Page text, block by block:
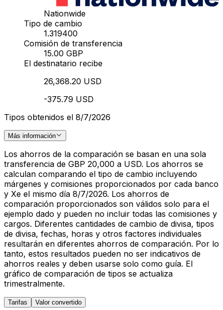
Nationwide
Tipo de cambio
1.319400
Comisión de transferencia
15.00 GBP
El destinatario recibe
26,368.20 USD
-375.79 USD
Tipos obtenidos el 8/7/2026
Más información
Los ahorros de la comparación se basan en una sola
transferencia de GBP 20,000 a USD. Los ahorros se
calculan comparando el tipo de cambio incluyendo
márgenes y comisiones proporcionados por cada banco
y Xe el mismo día 8/7/2026. Los ahorros de
comparación proporcionados son válidos solo para el
ejemplo dado y pueden no incluir todas las comisiones y
cargos. Diferentes cantidades de cambio de divisa, tipos
de divisa, fechas, horas y otros factores individuales
resultarán en diferentes ahorros de comparación. Por lo
tanto, estos resultados pueden no ser indicativos de
ahorros reales y deben usarse solo como guía. El
gráfico de comparación de tipos se actualiza
trimestralmente.
Tarifas Valor convertido